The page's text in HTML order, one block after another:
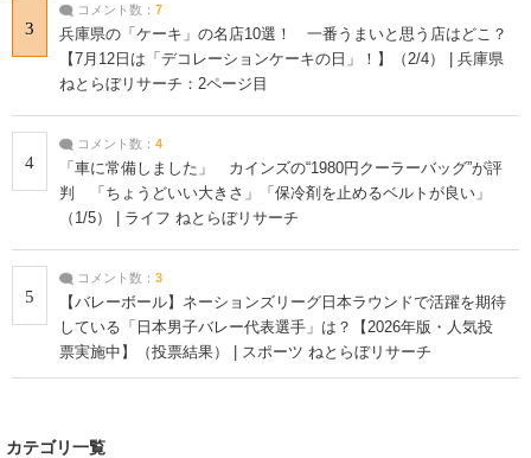
3
コメント数： 7
兵庫県の「ケーキ」の名店10選！ 一番うまいと思う店はどこ？
【7月12日は「デコレーションケーキの日」！】（2/4） | 兵庫県
ねとらぼリサーチ：2ページ目
4
コメント数： 4
「車に常備しました」 カインズの“1980円クーラーバッグ”が評
判 「ちょうどいい大きさ」「保冷剤を止めるベルトが良い」
（1/5） | ライフ ねとらぼリサーチ
5
コメント数： 3
【バレーボール】ネーションズリーグ日本ラウンドで活躍を期待
している「日本男子バレー代表選手」は？【2026年版・人気投
票実施中】（投票結果） | スポーツ ねとらぼリサーチ
カテゴリ一覧